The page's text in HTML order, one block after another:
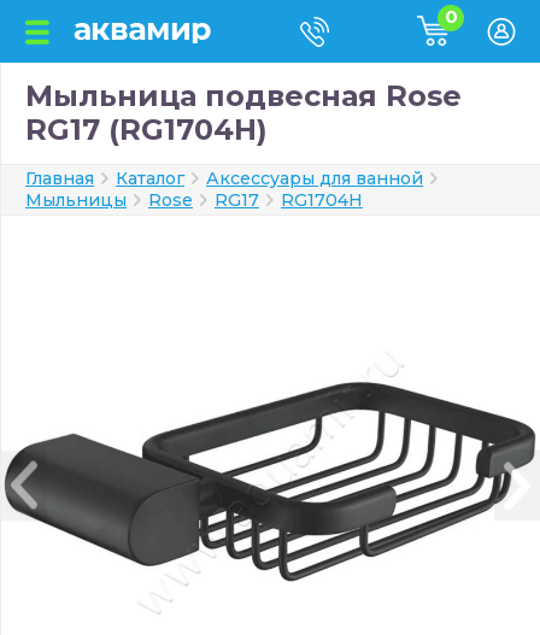
0
Мыльница подвесная Rose
RG17 (RG1704H)
Главная Каталог
Аксессуары для ванной
Мыльницы
Rose RG17 RG1704H